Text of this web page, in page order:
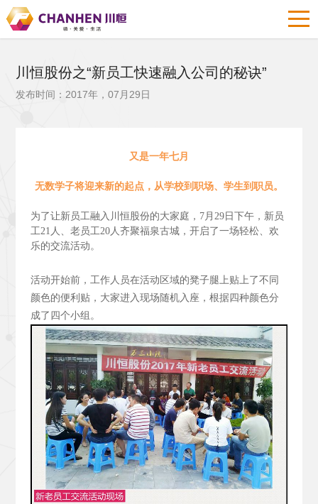
川恒股份之“新员工快速融入公司的秘诀”
发布时间：2017年，07月29日
又是一年七月
无数学子将迎来新的起点，从学校到职场、学生到职员。
为了让新员工融入川恒股份的大家庭，7月29日下午，新员
工21人、老员工20人齐聚福泉古城，开启了一场轻松、欢
乐的交流活动。
活动开始前，工作人员在活动区域的凳子腿上贴上了不同
颜色的便利贴，大家进入现场随机入座，根据四种颜色分
成了四个小组。